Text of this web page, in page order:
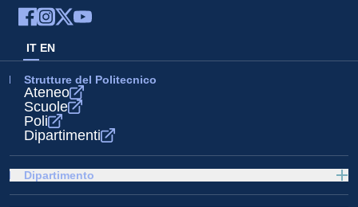
IT EN
Strutture del Politecnico
Ateneo
Scuole
Poli
Dipartimenti
Dipartimento